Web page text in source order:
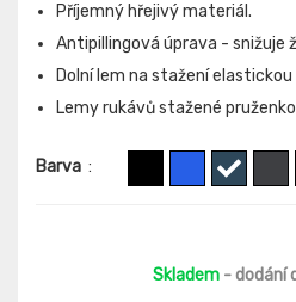
Příjemný hřejivý materiál.
Antipillingová úprava - snižuje
Dolní lem na stažení elastickou
Lemy rukávů stažené
Barva :
Skladem - dodání